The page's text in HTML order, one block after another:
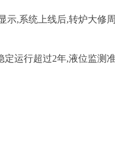
,系统上线后,转炉大修
运行超过2年,液位监测